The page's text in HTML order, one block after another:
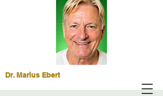
Dr. Marius Ebert